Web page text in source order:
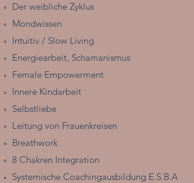
Der weibliche Zyklus
Mondwissen
Intuitiv / Slow Living
Energiearbeit, Schamanismus
Female Empowerment
Innere Kindarbeit
Selbstliebe
Leitung von Frauenkreisen
Breathwork
8 Chakren Integration
Systemische Coachingausbildung E.S.B.A